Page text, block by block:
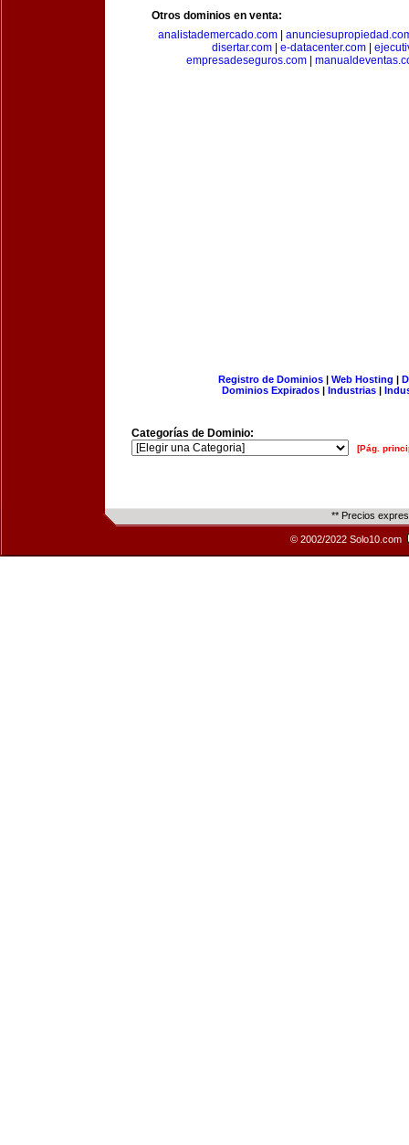
Otros dominios en venta:
analistademercado.com
disertar.com| e-datacenter.com|
empresadeseguros.com
Registro de Dominios| Web Hosting |
Dominios Expirados | Industrias |
Categorías de Dominio:
[Pág.
** Precios
© 2002/2022 Solo10.com